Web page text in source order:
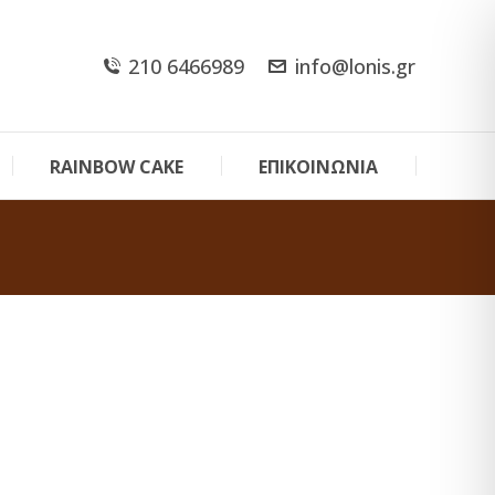
210 6466989 info@lonis.gr
RAINBOW CAKE ΕΠΙΚΟΙΝΩΝΙΑ